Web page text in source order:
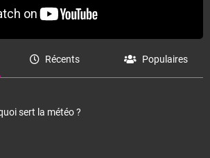
Récents Populaires
sert la météo ?